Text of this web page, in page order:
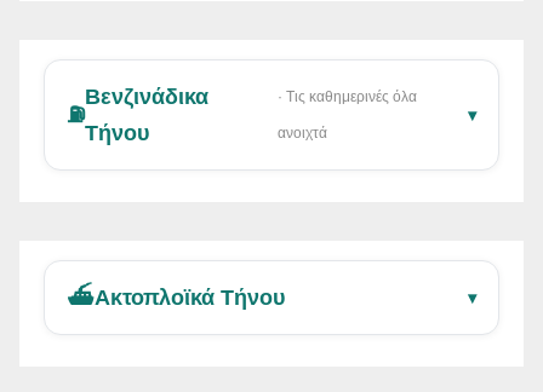
⛽
Βενζινάδικα
Τήνου
· Τις καθημερινές όλα
ανοιχτά
▾
⛴️Ακτοπλοϊκά Τήνου ▾